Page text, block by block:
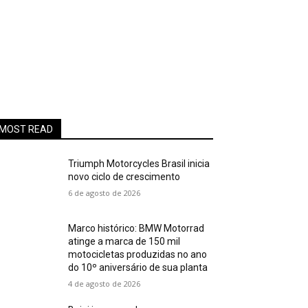
MOST READ
Triumph Motorcycles Brasil inicia
novo ciclo de crescimento
6 de agosto de 2026
Marco histórico: BMW Motorrad
atinge a marca de 150 mil
motocicletas produzidas no ano
do 10º aniversário de sua planta
4 de agosto de 2026